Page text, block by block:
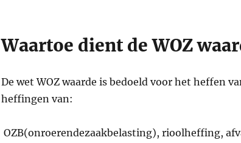
Waartoe dient de WOZ
De wet WOZ waarde is bedoeld voor het heffen
heffingen van:
OZB(onroerendezaakbelasting), rioolheffing,